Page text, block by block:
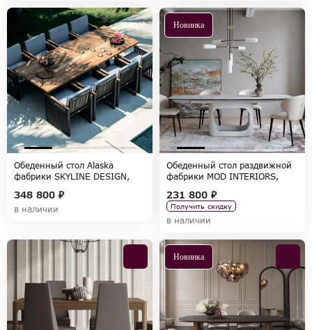
Обеденный стол Alaska
фабрики SKYLINE DESIGN,
348 800 ₽
в наличии
Новинка
Обеденный стол раздвижной
фабрики MOD INTERIORS,
231 800 ₽
Получить скидку
в наличии
Новинка